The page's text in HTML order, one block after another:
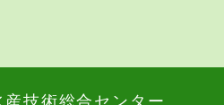
技術総合センター